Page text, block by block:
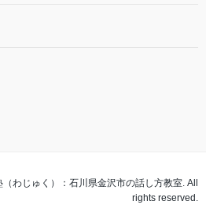
じゅく）：石川県金沢市の話し方教室. All
rights reserved.